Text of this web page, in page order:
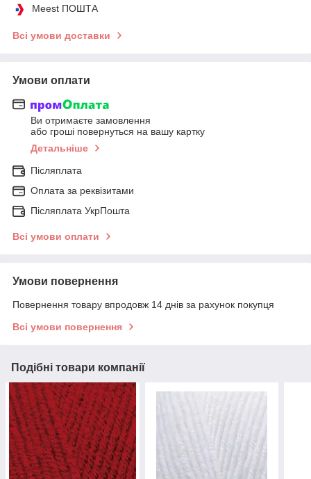
Meest ПОШТА
Всі умови доставки
Умови оплати
Ви отримаєте замовлення
або гроші повернуться на вашу картку
Детальніше
Післяплата
Оплата за реквізитами
Післяплата УкрПошта
Всі умови оплати
Умови повернення
Повернення товару впродовж 14 днів за рахунок покупця
Всі умови повернення
Подібні товари компанії